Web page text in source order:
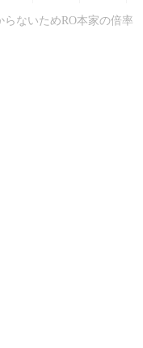
ないためRO本家の倍率